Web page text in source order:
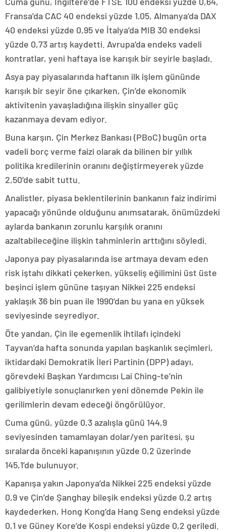
Fransa’da CAC 40 endeksi yüzde 1,05, Almanya’da DAX
40 endeksi yüzde 0,95 ve İtalya’da MIB 30 endeksi
yüzde 0,73 artış kaydetti. Avrupa’da endeks vadeli
kontratlar, yeni haftaya ise karışık bir seyirle başladı.
Asya pay piyasalarında haftanın ilk işlem gününde
karışık bir seyir öne çıkarken, Çin’de ekonomik
aktivitenin yavaşladığına ilişkin sinyaller güç
kazanmaya devam ediyor.
Buna karşın, Çin Merkez Bankası (PBoC) bugün orta
vadeli borç verme faizi olarak da bilinen bir yıllık
politika kredilerinin oranını değiştirmeyerek yüzde
2,50’de sabit tuttu.
Analistler, piyasa beklentilerinin bankanın faiz indirimi
yapacağı yönünde olduğunu anımsatarak, önümüzdeki
aylarda bankanın zorunlu karşılık oranını
azaltabileceğine ilişkin tahminlerin arttığını söyledi.
Japonya pay piyasalarında ise artmaya devam eden
risk iştahı dikkati çekerken, yükseliş eğilimini üst üste
beşinci işlem gününe taşıyan Nikkei 225 endeksi
yaklaşık 36 bin puan ile 1990’dan bu yana en yüksek
seviyesinde seyrediyor.
Öte yandan, Çin ile egemenlik ihtilafı içindeki
Tayvan’da hafta sonunda yapılan başkanlık seçimleri,
iktidardaki Demokratik İleri Partinin (DPP) adayı,
görevdeki Başkan Yardımcısı Lai Ching-te’nin
galibiyetiyle sonuçlanırken yeni dönemde Pekin ile
gerilimlerin devam edeceği öngörülüyor.
Cuma günü, yüzde 0,3 azalışla günü 144,9
seviyesinden tamamlayan dolar/yen paritesi, şu
sıralarda önceki kapanışının yüzde 0,2 üzerinde
145,1’de bulunuyor.
Kapanışa yakın Japonya’da Nikkei 225 endeksi yüzde
0,9 ve Çin’de Şanghay bileşik endeksi yüzde 0,2 artış
kaydederken, Hong Kong’da Hang Seng endeksi yüzde
0,1 ve Güney Kore’de Kospi endeksi yüzde 0,2 geriledi.